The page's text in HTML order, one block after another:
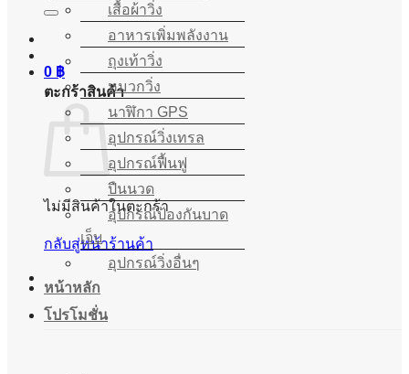
0 ฿
ตะกร้าสินค้า
ไม่มีสินค้าในตะกร้า
กลับสู่หน้าร้านค้า
เสื้อผ้าวิ่ง
อาหารเพิ่มพลังงาน
ถุงเท้าวิ่ง
หมวกวิ่ง
นาฬิกา GPS
อุปกรณ์วิ่งเทรล
อุปกรณ์ฟื้นฟู
ปืนนวด
อุปกรณ์ป้องกันบาด
เจ็บ
อุปกรณ์วิ่งอื่นๆ
หน้าหลัก
โปรโมชั่น